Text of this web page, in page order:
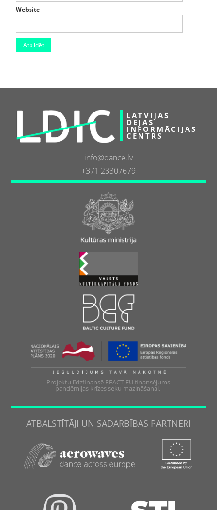
Website
LATVIJAS
DEJAS
INFORMĀCIJAS
CENTRS
info@dance.lv
+371 23307679
Projektu līdzfinansē REACT-EU finansējums
pandēmijas krīzes seku mazināšanai.
ATBALSTĪTĀJI UN SADARBĪBAS PARTNERI